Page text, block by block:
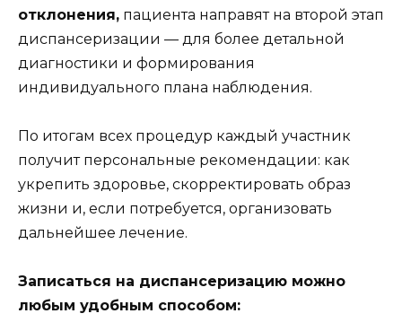
отклонения, пациента направят на второй этап
диспансеризации — для более детальной
диагностики и формирования
индивидуального плана наблюдения.
По итогам всех процедур каждый участник
получит персональные рекомендации: как
укрепить здоровье, скорректировать образ
жизни и, если потребуется, организовать
дальнейшее лечение.
Записаться на диспансеризацию можно
любым удобным способом: